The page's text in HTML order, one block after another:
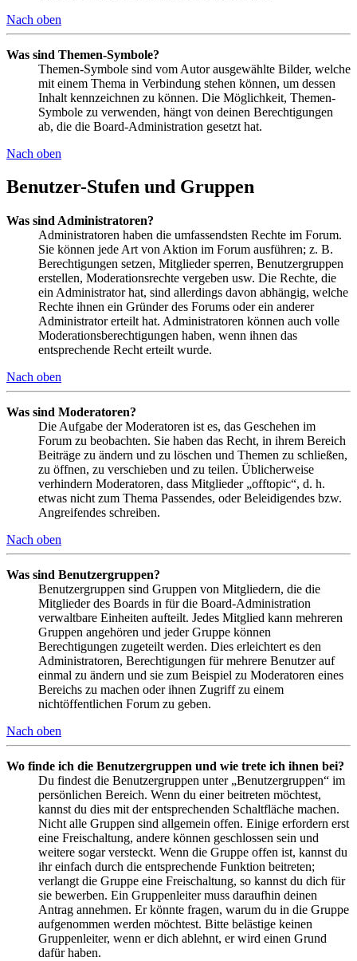
Nach oben
Was sind Themen-Symbole?
Themen-Symbole sind vom Autor ausgewählte Bilder, welche
mit einem Thema in Verbindung stehen können, um dessen
Inhalt kennzeichnen zu können. Die Möglichkeit, Themen-
Symbole zu verwenden, hängt von deinen Berechtigungen
ab, die die Board-Administration gesetzt hat.
Nach oben
Benutzer-Stufen und Gruppen
Was sind Administratoren?
Administratoren haben die umfassendsten Rechte im Forum.
Sie können jede Art von Aktion im Forum ausführen; z. B.
Berechtigungen setzen, Mitglieder sperren, Benutzergruppen
erstellen, Moderationsrechte vergeben usw. Die Rechte, die
ein Administrator hat, sind allerdings davon abhängig, welche
Rechte ihnen ein Gründer des Forums oder ein anderer
Administrator erteilt hat. Administratoren können auch volle
Moderationsberechtigungen haben, wenn ihnen das
entsprechende Recht erteilt wurde.
Nach oben
Was sind Moderatoren?
Die Aufgabe der Moderatoren ist es, das Geschehen im
Forum zu beobachten. Sie haben das Recht, in ihrem Bereich
Beiträge zu ändern und zu löschen und Themen zu schließen,
zu öffnen, zu verschieben und zu teilen. Üblicherweise
verhindern Moderatoren, dass Mitglieder „offtopic“, d. h.
etwas nicht zum Thema Passendes, oder Beleidigendes bzw.
Angreifendes schreiben.
Nach oben
Was sind Benutzergruppen?
Benutzergruppen sind Gruppen von Mitgliedern, die die
Mitglieder des Boards in für die Board-Administration
verwaltbare Einheiten aufteilt. Jedes Mitglied kann mehreren
Gruppen angehören und jeder Gruppe können
Berechtigungen zugeteilt werden. Dies erleichtert es den
Administratoren, Berechtigungen für mehrere Benutzer auf
einmal zu ändern und sie zum Beispiel zu Moderatoren eines
Bereichs zu machen oder ihnen Zugriff zu einem
nichtöffentlichen Forum zu geben.
Nach oben
Wo finde ich die Benutzergruppen und wie trete ich ihnen bei?
Du findest die Benutzergruppen unter „Benutzergruppen“ im
persönlichen Bereich. Wenn du einer beitreten möchtest,
kannst du dies mit der entsprechenden Schaltfläche machen.
Nicht alle Gruppen sind allgemein offen. Einige erfordern erst
eine Freischaltung, andere können geschlossen sein und
weitere sogar versteckt. Wenn die Gruppe offen ist, kannst du
ihr einfach durch die entsprechende Funktion beitreten;
verlangt die Gruppe eine Freischaltung, so kannst du dich für
sie bewerben. Ein Gruppenleiter muss daraufhin deinen
Antrag annehmen. Er könnte fragen, warum du in die Gruppe
aufgenommen werden möchtest. Bitte belästige keinen
Gruppenleiter, wenn er dich ablehnt, er wird einen Grund
dafür haben.